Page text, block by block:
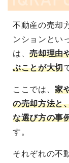
不動産の売却
ンションとい
は、売却理由
ぶことが大切
ここでは、家
の売却方法と
な選び方の事
す。
それぞれの不